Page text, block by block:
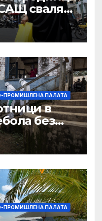
свалят
търси мир
ПРОМИШЛЕНА ПАЛАТА
в
без
СЗО
ПРОМИШЛЕНА ПАЛАТА